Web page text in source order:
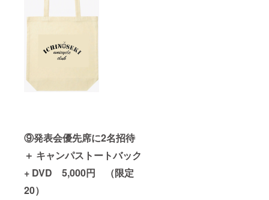
⑨発表会優先席に2名招待
＋ キャンパストートバック
+ DVD 5,000円 （限定
20）